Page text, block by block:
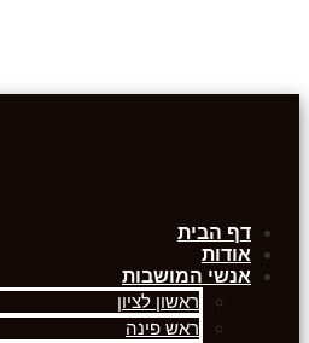
דף הבית
אודות
אנשי המושבות
ראשון לציון
ראש פינה